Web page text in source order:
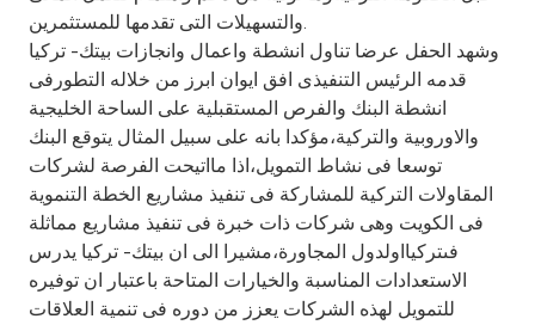
والتسهيلات التى تقدمها للمستثمرين.
وشهد الحفل عرضا تناول انشطة واعمال وانجازات بيتك- تركيا
قدمه الرئيس التنفيذى افق ايوان ابرز من خلاله التطورفى
انشطة البنك والفرص المستقبلية على الساحة الخليجية
والاوروبية والتركية،مؤكدا بانه على سبيل المثال يتوقع البنك
توسعا فى نشاط التمويل،اذا مااتيحت الفرصة لشركات
المقاولات التركية للمشاركة فى تنفيذ مشاريع الخطة التنموية
فى الكويت وهى شركات ذات خبرة فى تنفيذ مشاريع مماثلة
فىتركيااولدول المجاورة،مشيرا الى ان بيتك- تركيا يدرس
الاستعدادات المناسبة والخيارات المتاحة باعتبار ان توفيره
للتمويل لهذه الشركات يعزز من دوره فى تنمية العلاقات